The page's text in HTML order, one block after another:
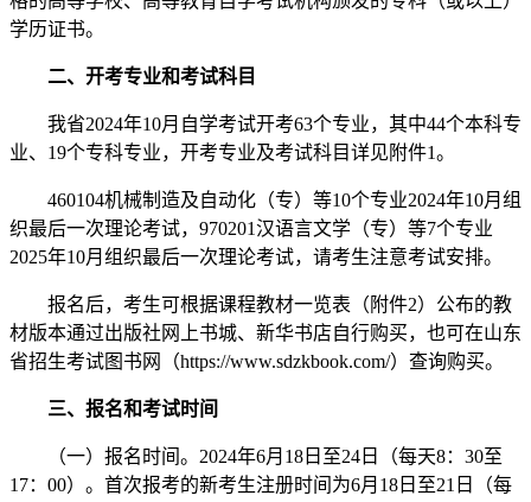
学历证书。
二、开考专业和考试科目
我省2024年10月自学考试开考63个专业，其中44个本科专
业、19个专科专业，开考专业及考试科目详见附件1。
460104机械制造及自动化（专）等10个专业2024年10月组
织最后一次理论考试，970201汉语言文学（专）等7个专业
2025年10月组织最后一次理论考试，请考生注意考试安排。
报名后，考生可根据课程教材一览表（附件2）公布的教
材版本通过出版社网上书城、新华书店自行购买，也可在山东
省招生考试图书网（https://www.sdzkbook.com/）查询购买。
三、报名和考试时间
（一）报名时间。2024年6月18日至24日（每天8：30至
17：00）。首次报考的新考生注册时间为6月18日至21日（每